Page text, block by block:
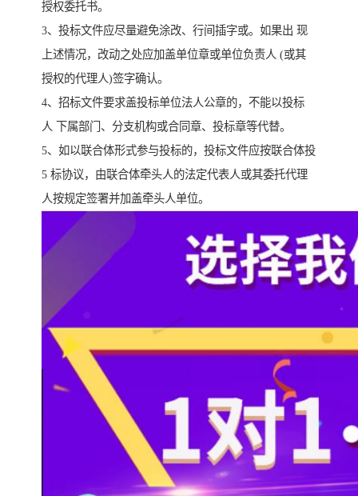
授权委托书。
3、投标文件应尽量避免涂改、行间插字或。如果出 现
上述情况，改动之处应加盖单位章或单位负责人 (或其
授权的代理人)签字确认。
4、招标文件要求盖投标单位法人公章的，不能以投标
人 下属部门、分支机构或合同章、投标章等代替。
5、如以联合体形式参与投标的，投标文件应按联合体投
5 标协议，由联合体牵头人的法定代表人或其委托代理
人按规定签署并加盖牵头人单位。